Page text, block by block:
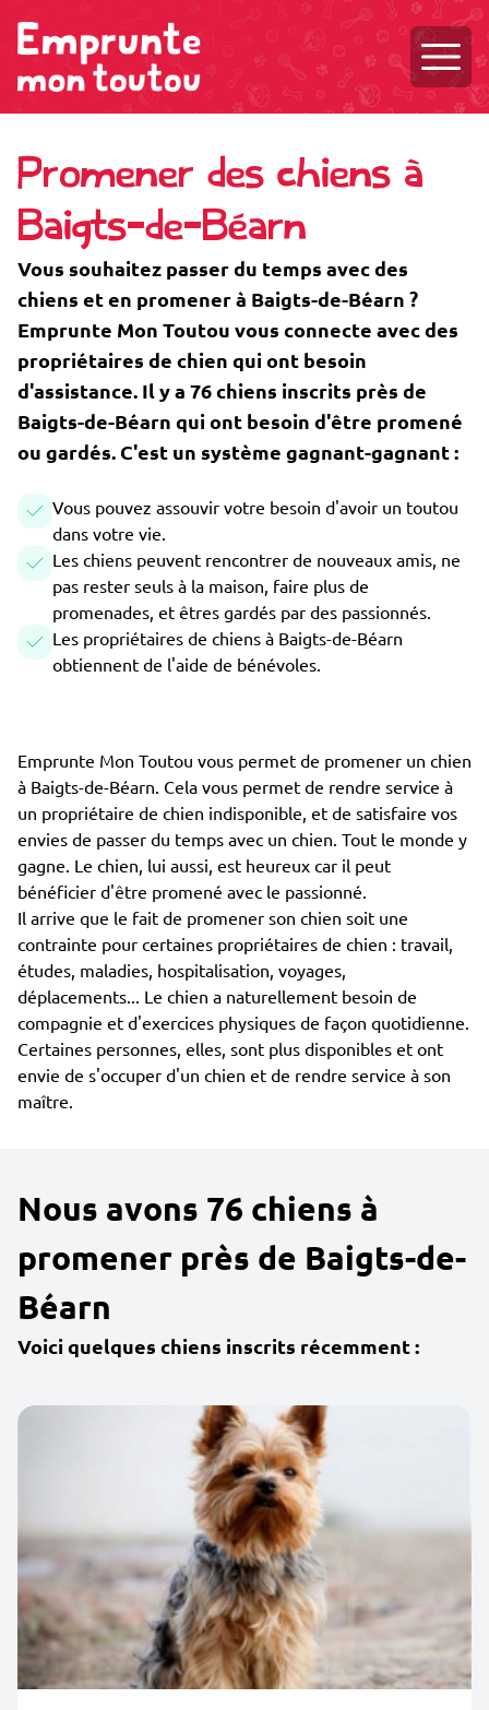
Promener des chiens à
Baigts-de-Béarn
Vous souhaitez passer du temps avec des
chiens et en promener à Baigts-de-Béarn ?
Emprunte Mon Toutou vous connecte avec des
propriétaires de chien qui ont besoin
d'assistance. Il y a 76 chiens inscrits près de
Baigts-de-Béarn qui ont besoin d'être promené
ou gardés. C'est un système gagnant-gagnant :
Vous pouvez assouvir votre besoin d'avoir un toutou
dans votre vie.
Les chiens peuvent rencontrer de nouveaux amis, ne
pas rester seuls à la maison, faire plus de
promenades, et êtres gardés par des passionnés.
Les propriétaires de chiens à Baigts-de-Béarn
obtiennent de l'aide de bénévoles.
Emprunte Mon Toutou vous permet de promener un chien
à Baigts-de-Béarn. Cela vous permet de rendre service à
un propriétaire de chien indisponible, et de satisfaire vos
envies de passer du temps avec un chien. Tout le monde y
gagne. Le chien, lui aussi, est heureux car il peut
bénéficier d'être promené avec le passionné.
Il arrive que le fait de promener son chien soit une
contrainte pour certaines propriétaires de chien : travail,
études, maladies, hospitalisation, voyages,
déplacements... Le chien a naturellement besoin de
compagnie et d'exercices physiques de façon quotidienne.
Certaines personnes, elles, sont plus disponibles et ont
envie de s'occuper d'un chien et de rendre service à son
maître.
Nous avons 76 chiens à
promener près de Baigts-de-
Béarn
Voici quelques chiens inscrits récemment :